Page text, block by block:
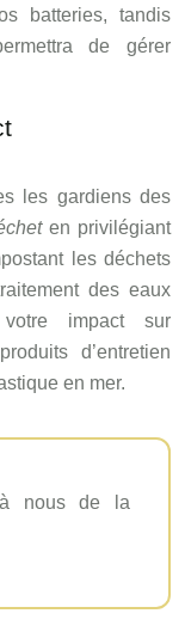
batteries, tandis
de gérer
les gardiens des
en privilégiant
les déchets
des eaux
impact sur
d’entretien
en mer.
nous de la